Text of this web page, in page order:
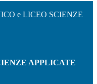
e LICEO SCIENZE
APPLICATE